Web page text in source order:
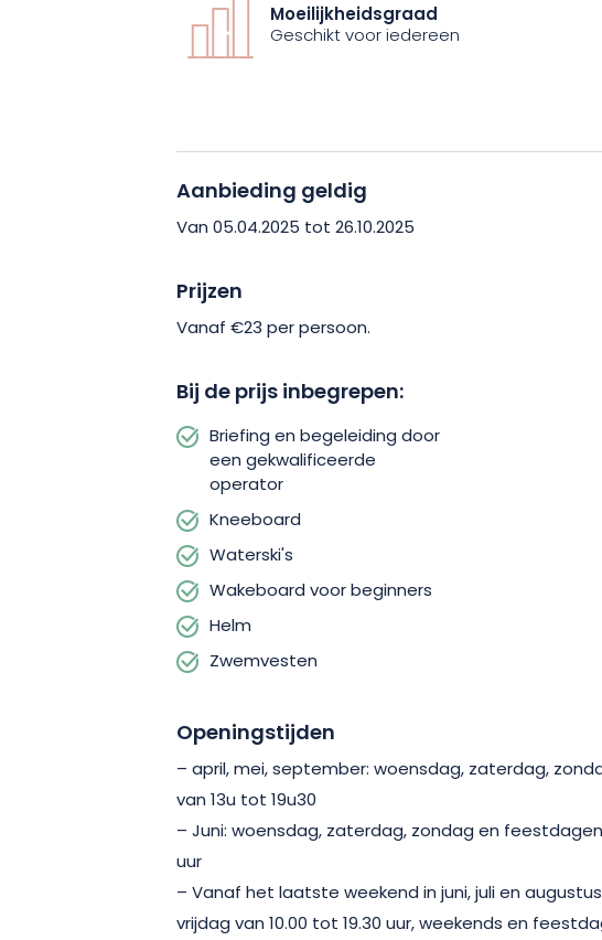
Moeilijkheidsgraad
Geschikt voor iedereen
Aanbieding geldig
Van 05.04.2025 tot 26.10.2025
Prijzen
Vanaf €23 per persoon.
Bij de prijs inbegrepen:
Briefing en begeleiding door
een gekwalificeerde
operator
Kneeboard
Waterski's
Wakeboard voor beginners
Helm
Zwemvesten
Openingstijden
– april, mei, september: woensdag, zaterdag,
van 13u tot 19u30
– Juni: woensdag, zaterdag, zondag en feestdagen
uur
– Vanaf het laatste weekend in juni, juli en
vrijdag van 10.00 tot 19.30 uur, weekends en